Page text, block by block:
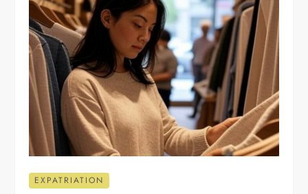
EXPATRIATION